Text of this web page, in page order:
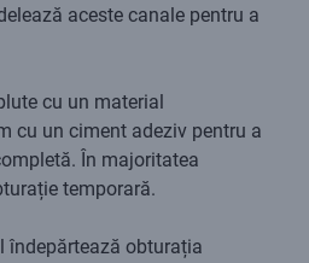
aceste canale pentru a
cu un material
cu un ciment adeziv pentru a
În majoritatea
temporară.
îndepărtează obturația